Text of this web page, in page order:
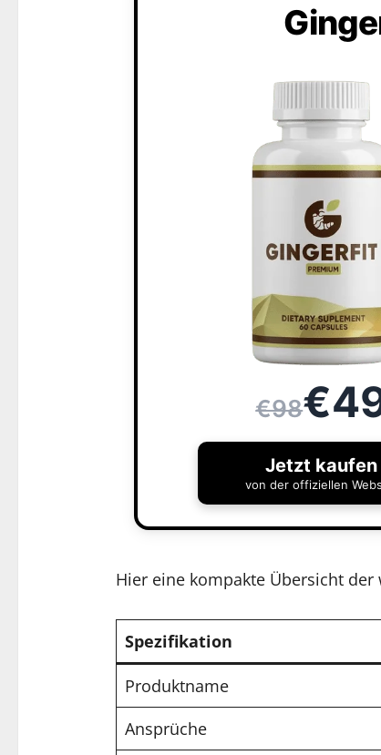
€98
Jetzt kaufen
von der offiziellen
Hier eine kompakte Übersicht
Spezifikation
Produktname
Ansprüche